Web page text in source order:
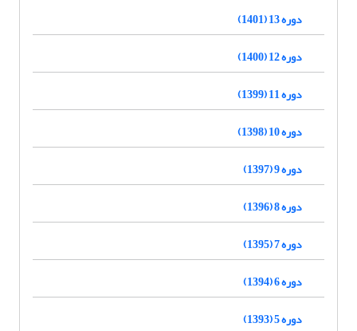
دوره 13 (1401)
دوره 12 (1400)
دوره 11 (1399)
دوره 10 (1398)
دوره 9 (1397)
دوره 8 (1396)
دوره 7 (1395)
دوره 6 (1394)
دوره 5 (1393)